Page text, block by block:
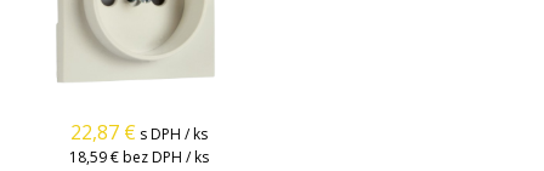
22,87 € s DPH / ks
18,59 €bez DPH / ks